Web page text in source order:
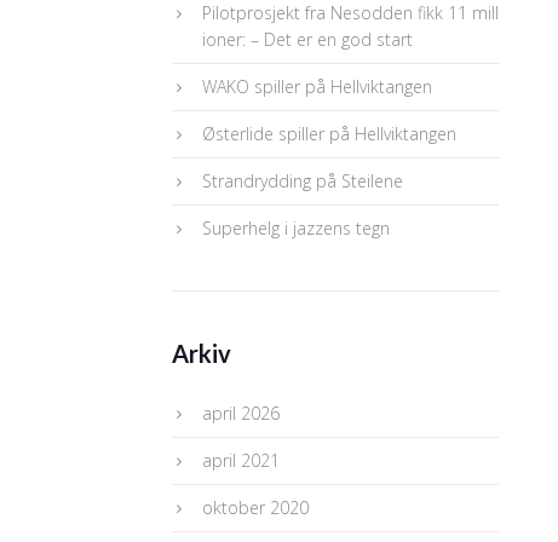
Pilotprosjekt fra Nesodden fikk 11 mill
ioner: – Det er en god start
WAKO spiller på Hellviktangen
Østerlide spiller på Hellviktangen
Strandrydding på Steilene
Superhelg i jazzens tegn
Arkiv
april 2026
april 2021
oktober 2020